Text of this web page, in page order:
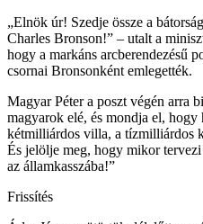
„Elnök úr! Szedje össze a
Charles Bronson!” – utalt a
hogy a markáns arcberendezésű
csornai Bronsonként emlegették.
Magyar Péter a poszt végén arra
magyarok elé, és mondja el,
kétmilliárdos villa, a tízmilliárdos
És jelölje meg, hogy mikor
az államkasszába!”
Frissítés